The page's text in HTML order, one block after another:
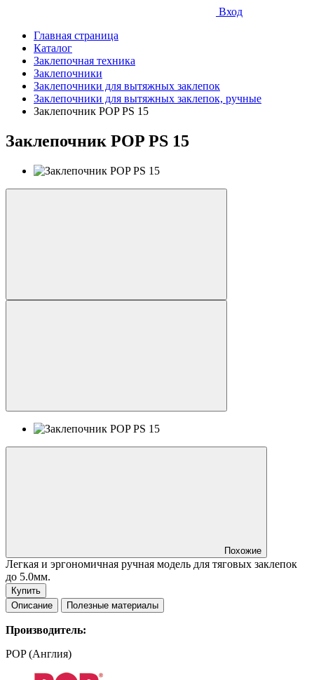
Вход
Главная страница
Каталог
Заклепочная техника
Заклепочники
Заклепочники для вытяжных заклепок
Заклепочники для вытяжных заклепок, ручные
Заклепочник POP PS 15
Заклепочник POP PS 15
Похожие
Легкая и эргономичная ручная модель для тяговых заклепок
до 5.0мм.
Купить
Описание
Полезные материалы
Производитель:
POP (Англия)